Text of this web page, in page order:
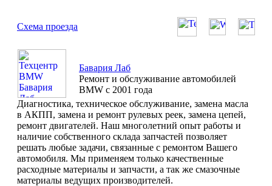
Схема проезда
Бавария Лаб
Ремонт и обслуживание автомобилей
BMW с 2001 года
Диагностика, техническое обслуживание, замена масла
в АКПП, замена и ремонт рулевых реек, замена цепей,
ремонт двигателей. Наш многолетний опыт работы и
наличие собственного склада запчастей позволяет
решать любые задачи, связанные с ремонтом Вашего
автомобиля. Мы применяем только качественные
расходные материалы и запчасти, а так же смазочные
материалы ведущих производителей.